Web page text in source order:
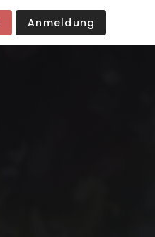
Anmeldung